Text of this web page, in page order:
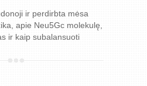
ir perdirbta mėsa
apie Neu5Gc molekulę,
ir kaip subalansuoti